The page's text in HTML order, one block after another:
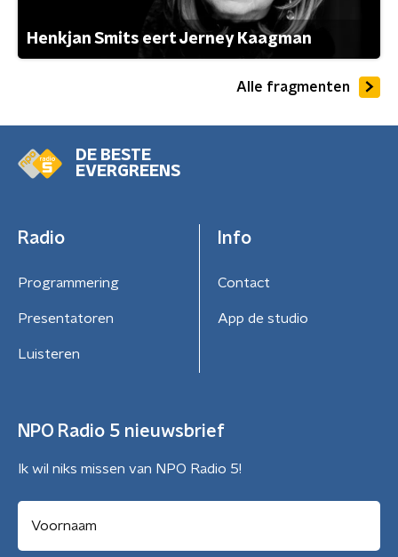
Henkjan Smits eert Jerney Kaagman
Alle fragmenten
DE BESTE
EVERGREENS
Radio
Programmering
Presentatoren
Luisteren
Info
Contact
App de studio
NPO Radio 5 nieuwsbrief
Ik wil niks missen van NPO Radio 5!